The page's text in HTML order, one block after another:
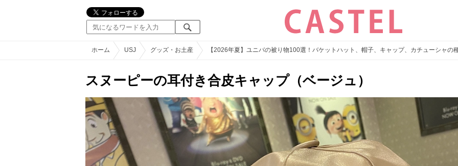
ホーム USJ グッズ・お土産 【2026年夏】ユニバの被り物100選！バケットハット、帽子、キャップ、カチューシャの
スヌーピーの耳付き合皮キャップ（ベージュ）